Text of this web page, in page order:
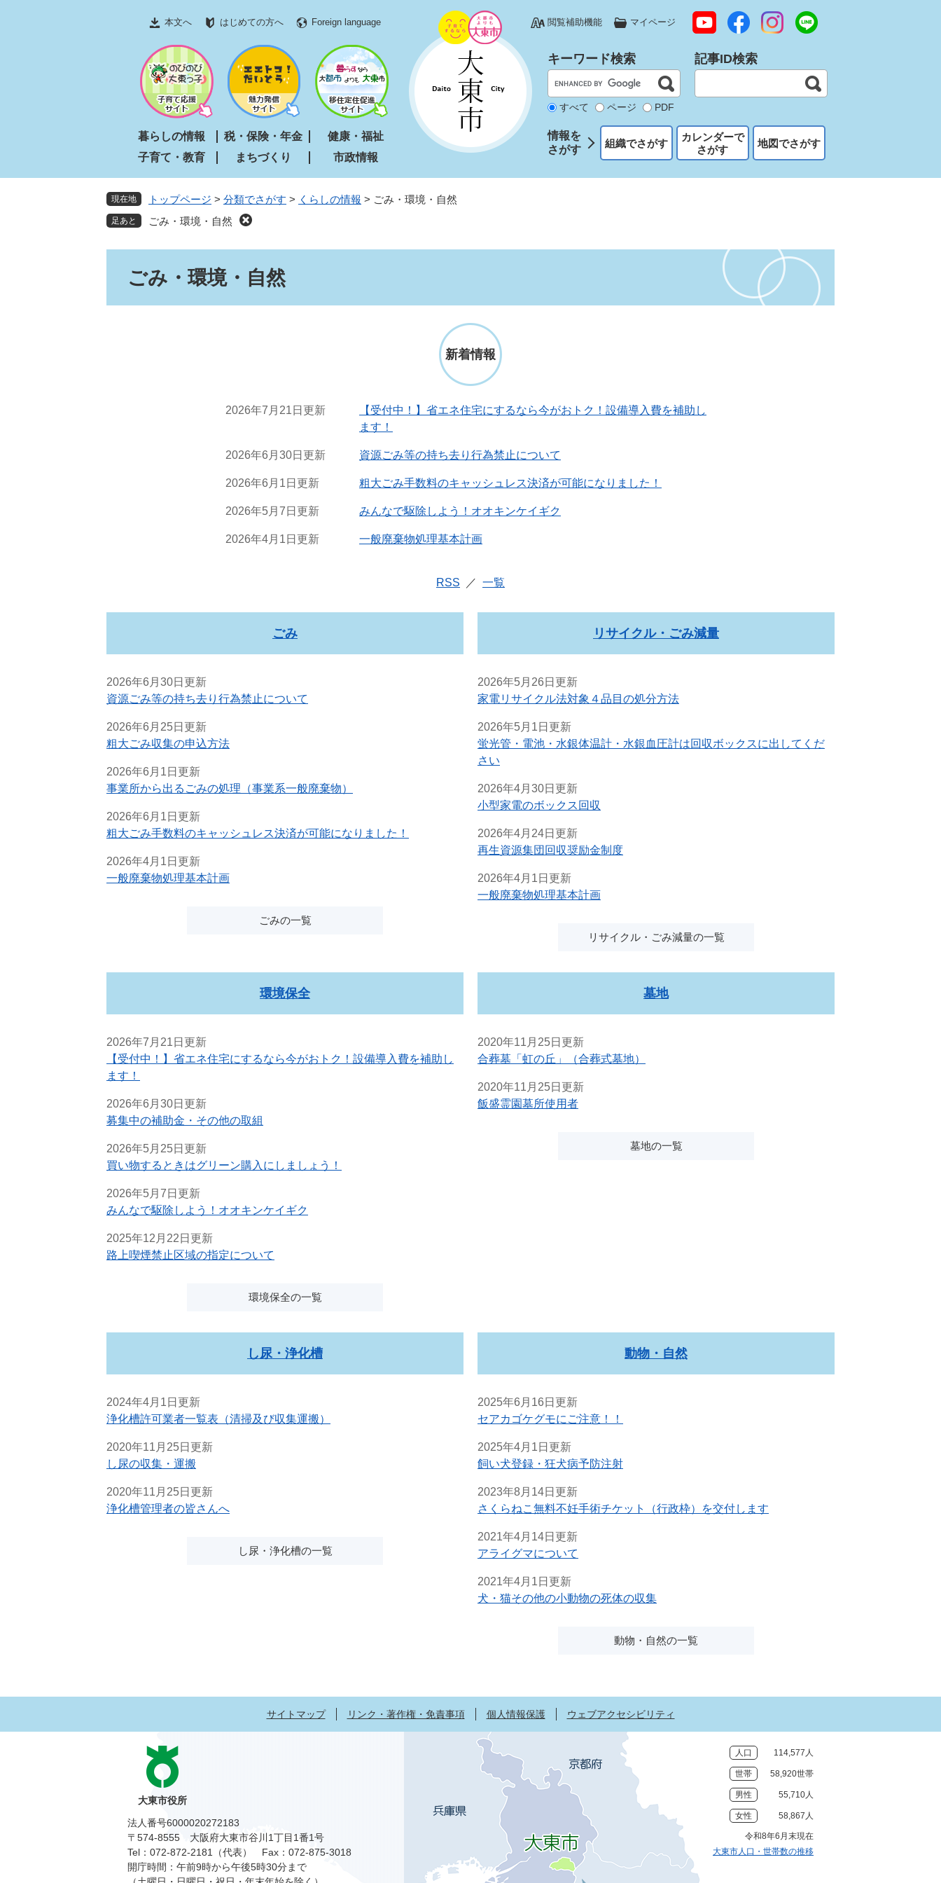
文
本文へ はじめての方へ Foreign language 閲覧補助機能 マイページ
暮らしの情報 税・保険・年金
健康・福祉
子育て・教育
まちづくり 市政情報
キーワード検索
すべて ページ PDF
記事ID検索
情報を
さがす
組織でさがす
カレンダーで
さがす
地図でさがす
現在地 トップページ > 分類でさがす > くらしの情報 > ごみ・環境・自然
ごみ・環境・自然
ごみ・環境・自然
新着情報
2026年7月21日更新
【受付中！】省エネ住宅にするなら今がおトク！設備導入費を補助し
ます！
2026年6月30日更新 資源ごみ等の持ち去り行為禁止について
2026年6月1日更新 粗大ごみ手数料のキャッシュレス決済が可能になりました！
2026年5月7日更新 みんなで駆除しよう！オオキンケイギク
2026年4月1日更新 一般廃棄物処理基本計画
RSS 一覧
ごみ
2026年6月30日更新
資源ごみ等の持ち去り行為禁止について
2026年6月25日更新
粗大ごみ収集の申込方法
2026年6月1日更新
事業所から出るごみの処理（事業系一般廃棄物）
2026年6月1日更新
粗大ごみ手数料のキャッシュレス決済が可能になりました！
2026年4月1日更新
一般廃棄物処理基本計画
ごみの一覧
リサイクル・ごみ減量
2026年5月26日更新
家電リサイクル法対象４品目の処分方法
2026年5月1日更新
蛍光管・電池・水銀体温計・水銀血圧計は回収ボックスに出してくだ
さい
2026年4月30日更新
小型家電のボックス回収
2026年4月24日更新
再生資源集団回収奨励金制度
2026年4月1日更新
一般廃棄物処理基本計画
リサイクル・ごみ減量の一覧
環境保全
2026年7月21日更新
【受付中！】省エネ住宅にするなら今がおトク！設備導入費を補助し
ます！
2026年6月30日更新
募集中の補助金・その他の取組
2026年5月25日更新
買い物するときはグリーン購入にしましょう！
2026年5月7日更新
みんなで駆除しよう！オオキンケイギク
2025年12月22日更新
路上喫煙禁止区域の指定について
環境保全の一覧
墓地
2020年11月25日更新
合葬墓「虹の丘」（合葬式墓地）
2020年11月25日更新
飯盛霊園墓所使用者
墓地の一覧
し尿・浄化槽
2024年4月1日更新
浄化槽許可業者一覧表（清掃及び収集運搬）
2020年11月25日更新
し尿の収集・運搬
2020年11月25日更新
浄化槽管理者の皆さんへ
し尿・浄化槽の一覧
動物・自然
2025年6月16日更新
セアカゴケグモにご注意！！
2025年4月1日更新
飼い犬登録・狂犬病予防注射
2023年8月14日更新
さくらねこ無料不妊手術チケット（行政枠）を交付します
2021年4月14日更新
アライグマについて
2021年4月1日更新
犬・猫その他の小動物の死体の収集
動物・自然の一覧
サイトマップ リンク・著作権・免責事項 個人情報保護 ウェブアクセシビリティ
人口 114,577人
世帯 58,920世帯
男性 55,710人
女性 58,867人
令和8年6月末現在
大東市人口・世帯数の推移
大東市役所
法人番号6000020272183
〒574-8555 大阪府大東市谷川1丁目1番1号
Tel：072-872-2181（代表）
Fax：072-875-3018
開庁時間：午前9時から午後5時30分まで